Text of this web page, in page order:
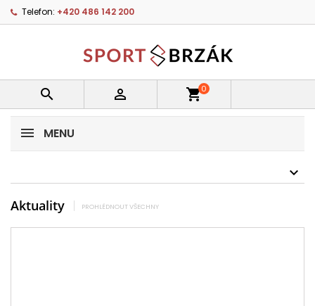
Telefon: +420 486 142 200
  shopping_cart0
MENU
Aktuality PROHLÉDNOUT VŠECHNY